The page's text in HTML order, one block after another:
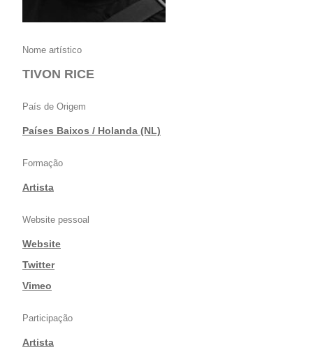
Nome artístico
TIVON RICE
País de Origem
Países Baixos / Holanda (NL)
Formação
Artista
Website pessoal
Website
|Twitter
|Vimeo
Participação
Artista